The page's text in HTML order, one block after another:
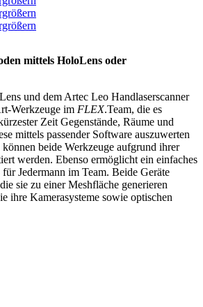
mittels HoloLens oder
und dem Artec Leo Handlaserscanner
Werkzeuge im FLEX.Team, die es
Zeit Gegenstände, Räume und
mittels passender Software auszuwerten
beide Werkzeuge aufgrund ihrer
werden. Ebenso ermöglicht ein einfaches
Jedermann im Team. Beide Geräte
sie zu einer Meshfläche generieren
ihre Kamerasysteme sowie optischen